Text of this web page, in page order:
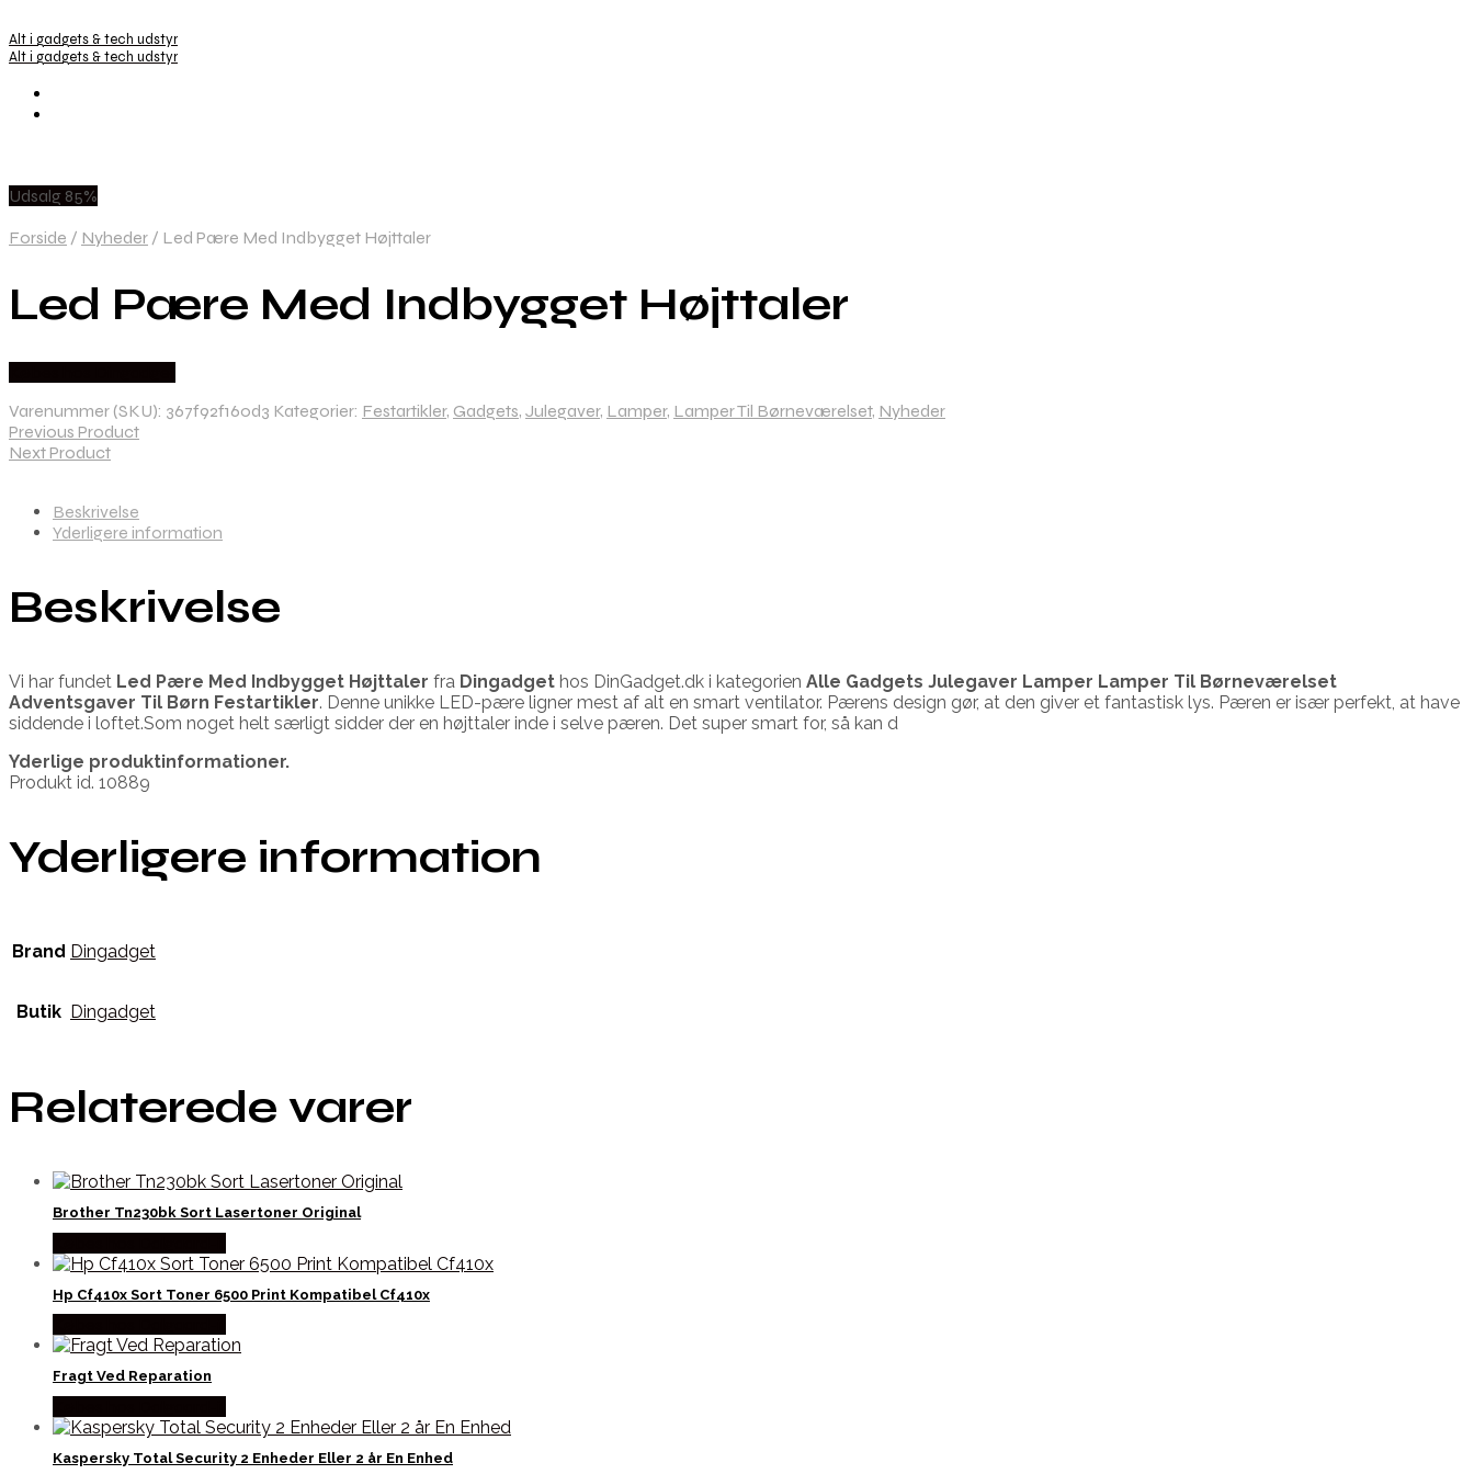
Alt i gadgets & tech udstyr
Alt i gadgets & tech udstyr
Udsalg 85%
Forside / Nyheder / Led Pære Med Indbygget Højttaler
Led Pære Med Indbygget Højttaler
Varenummer (SKU): 367f92f160d3 Kategorier: Festartikler, Gadgets, Julegaver, Lamper, Lamper Til Børneværelset, Nyheder
Previous Product
Next Product
Beskrivelse
Yderligere information
Beskrivelse
Vi har fundet Led Pære Med Indbygget Højttaler fra Dingadget hos DinGadget.dk i kategorien Alle Gadgets Julegaver Lamper Lamper Til Børneværelset
Adventsgaver Til Børn Festartikler. Denne unikke LED-pære ligner mest af alt en smart ventilator. Pærens design gør, at den giver et fantastisk lys. Pæren er især perfekt, at have
siddende i loftet.Som noget helt særligt sidder der en højttaler inde i selve pæren. Det super smart for, så kan d
Yderlige produktinformationer.
Produkt id. 10889
Yderligere information
Brand Dingadget
Butik Dingadget
Relaterede varer
Brother Tn230bk Sort Lasertoner Original
Hp Cf410x Sort Toner 6500 Print Kompatibel Cf410x
Fragt Ved Reparation
Kaspersky Total Security 2 Enheder Eller 2 år En Enhed